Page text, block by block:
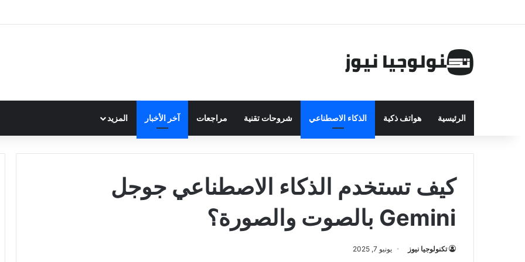
الرئيسية هواتف ذكية الذكاء الاصطناعي شروحات تقنية مراجعات آخر الأخبار المزيد
كيف تستخدم الذكاء الاصطناعي جوجل
Gemini بالصوت والصورة؟
تكنولوجيا نيوز يونيو 7, 2025